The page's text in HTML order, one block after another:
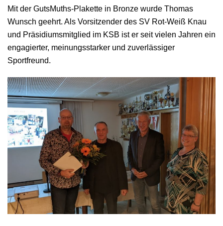
Mit der GutsMuths-Plakette in Bronze wurde Thomas
Wunsch geehrt. Als Vorsitzender des SV Rot-Weiß Knau
und Präsidiumsmitglied im KSB ist er seit vielen Jahren ein
engagierter, meinungsstarker und zuverlässiger
Sportfreund.